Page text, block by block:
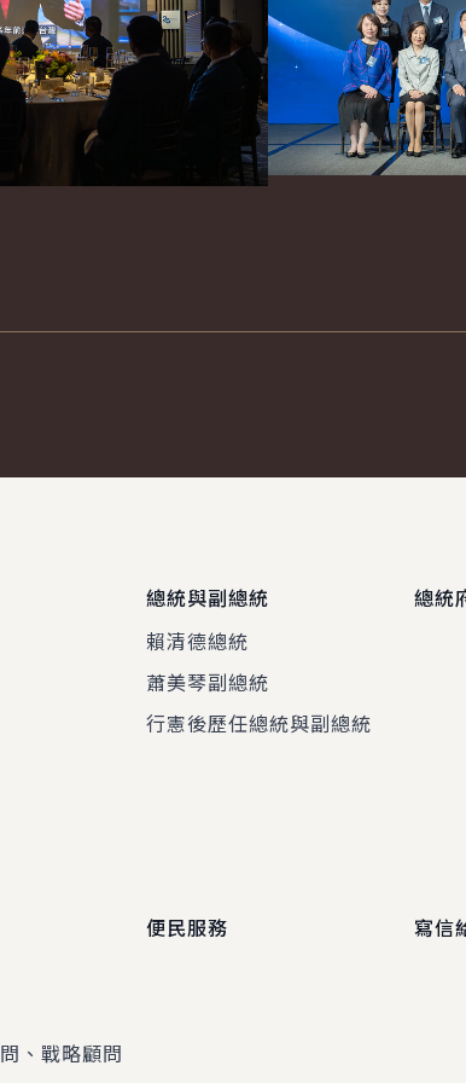
總統與副總統
賴清德總統
蕭美琴副總統
行憲後歷任總統與副總統
總統
、戰略顧問
便民服務 寫信